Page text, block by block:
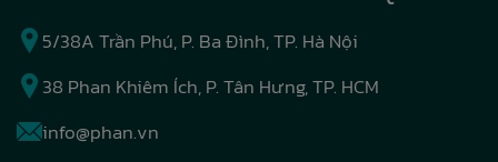
5/38A Trần Phú, P. Ba Đình, TP. Hà Nội
38 Phan Khiêm Ích, P. Tân Hưng, TP. HCM
info@phan.vn